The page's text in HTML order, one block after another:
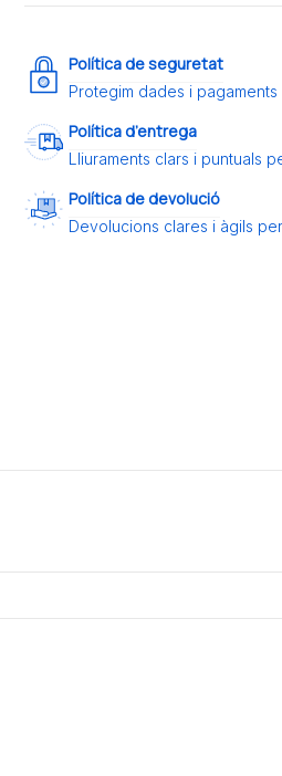
Política de seguretat
Protegim dades i
Política d’entrega
Lliuraments clars i puntuals
Política de devolució
Devolucions clares i àgils